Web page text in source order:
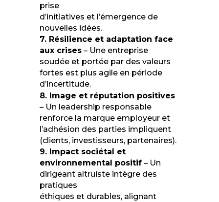
prise
d’initiatives et l’émergence de
nouvelles idées.
7. Résilience et adaptation face
aux crises– Une entreprise
soudée et portée par des valeurs
fortes est plus agile en période
d’incertitude.
8. Image et réputation positives
– Un leadership responsable
renforce la marque employeur et
l’adhésion des parties impliquent
(clients, investisseurs, partenaires).
9. Impact sociétal et
environnemental positif– Un
dirigeant altruiste intègre des
pratiques
éthiques et durables, alignant